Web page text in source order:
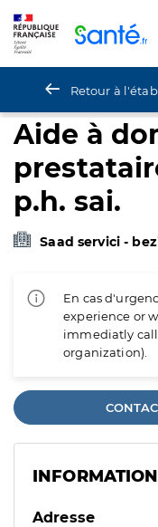
Retour à
Aide à
p.h. sai.
Saad servici -
En cas
experience or
immediatly
organization).
Adresse